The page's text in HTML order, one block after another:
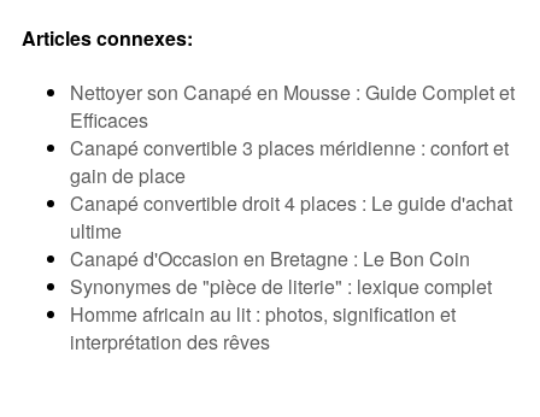
Articles connexes:
Nettoyer son Canapé en Mousse : Guide Complet et
Efficaces
Canapé convertible 3 places méridienne : confort et
gain de place
Canapé convertible droit 4 places : Le guide d'achat
ultime
Canapé d'Occasion en Bretagne : Le Bon Coin
Synonymes de "pièce de literie" : lexique complet
Homme africain au lit : photos, signification et
interprétation des rêves